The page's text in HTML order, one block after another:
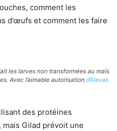
comment les
d’œufs et comment les faire
les larves non transformées au maïs
Avec l’aimable autorisation d’Alexas
des protéines
mais Gilad prévoit une